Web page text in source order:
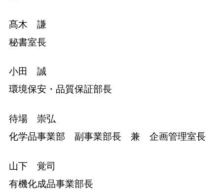
髙木 謙
秘書室長
小田 誠
環境保安・品質保証部長
待場 崇弘
化学品事業部 副事業部長 兼 企画管理室長
山下 覚司
有機化成品事業部長